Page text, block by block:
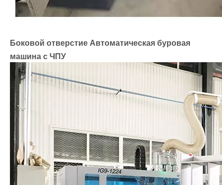
Боковой отверстие Автоматическая буровая
машина с ЧПУ